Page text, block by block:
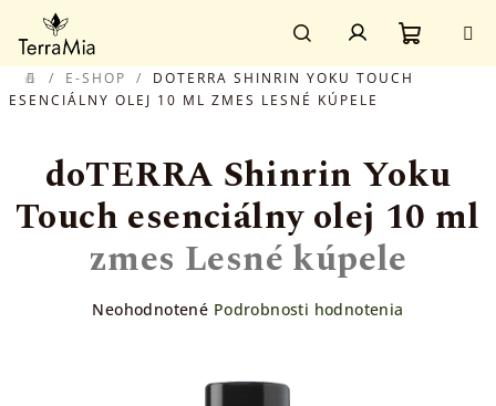
obsah
Hľadať
Prihlásenie
DOMOV
/ E-SHOP /
DOTERRA SHINRIN YOKU TOUCH
ESENCIÁLNY OLEJ 10 ML ZMES LESNÉ KÚPELE
doTERRA Shinrin Yoku
Touch esenciálny olej 10 ml
zmes Lesné kúpele
Priemerné
Neohodnotené Podrobnosti hodnotenia